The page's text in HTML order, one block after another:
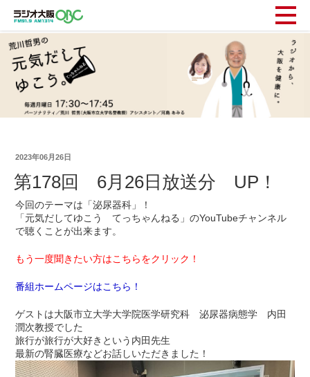
2023年06月26日
第178回 6月26日放送分 UP！
今回のテーマは「泌尿器科」！
「元気だしてゆこう てっちゃんねる」のYouTubeチャンネル
で聴くことが出来ます。
もう一度聞きたい方はこちらをクリック！
番組ホームページはこちら！
ゲストは大阪市立大学大学院医学研究科 泌尿器病態学 内田
潤次教授でした
旅行が旅行が大好きという内田先生
最新の腎臓医療などお話しいただきました！